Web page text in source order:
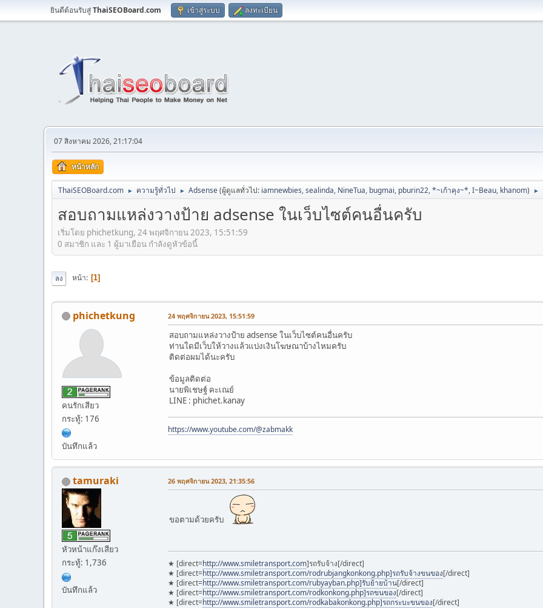
ยินดีต้อนรับสู่ThaiSEOBoard.com เข้าสู่ระบบ ลงทะเบียน
07 สิงหาคม 2026, 21:17:04
หน้าหลัก
ThaiSEOBoard.com ► ความรู้ทั่วไป ► Adsense(ผู้ดูแลทั่วไป: iamnewbies,sealinda, NineTua, bugmai, pburin22,*~เก้าคุง~*,I~Beau, khanom) ►
สอบถามแหล่งวางป้าย adsense ในเว็บไซต์คนอื่นครับ
เริ่มโดย phichetkung, 24 พฤศจิกายน 2023, 15:51:59
0 สมาชิก และ 1 ผู้มาเยือน กำลังดูหัวข้อนี้
ลง หน้า 1
phichetkung
คนรักเสียว
กระทู้: 176
บันทึกแล้ว
24 พฤศจิกายน 2023, 15:51:59
สอบถามแหล่งวางป้าย adsense ในเว็บไซต์คนอื่นครับ
ท่านใดมีเว็บให้วางแล้วแบ่งเงินโฆษณาบ้างไหมครับ
ติดต่อผมได้นะครับ
ข้อมูลติดต่อ
นายพิเชษฐ์ คะเณย์
LINE : phichet.kanay
https://www.youtube.com/@zabmakk
tamuraki
หัวหน้าแก๊งเสียว
กระทู้: 1,736
บันทึกแล้ว
26 พฤศจิกายน 2023, 21:35:56
ขอตามด้วยครับ
★ [direct=http://www.smiletransport.com]รถรับจ้าง[/direct]
★ [direct=http://www.smiletransport.com/rodrubjangkonkong.php]รถรับจ้างขนของ[/direct]
★ [direct=http://www.smiletransport.com/rubyayban.php]รับย้ายบ้าน[/direct]
★ [direct=http://www.smiletransport.com/rodkonkong.php]รถขนของ[/direct]
★ [direct=http://www.smiletransport.com/rodkabakonkong.php]รถกระบะขนของ[/direct]